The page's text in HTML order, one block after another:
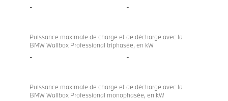
- -
Puissance maximale de charge et de décharge avec la
BMW Wallbox Professional triphasée, en kW
- -
Puissance maximale de charge et de décharge avec la
BMW Wallbox Professional monophasée, en kW